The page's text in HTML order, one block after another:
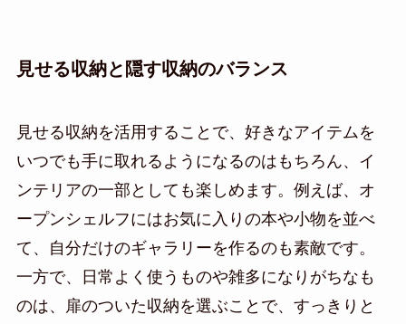
見せる収納と隠す収納のバランス
見せる収納を活用することで、好きなアイテムを
いつでも手に取れるようになるのはもちろん、イ
ンテリアの一部としても楽しめます。例えば、オ
ープンシェルフにはお気に入りの本や小物を並べ
て、自分だけのギャラリーを作るのも素敵です。
一方で、日常よく使うものや雑多になりがちなも
のは、扉のついた収納を選ぶことで、すっきりと